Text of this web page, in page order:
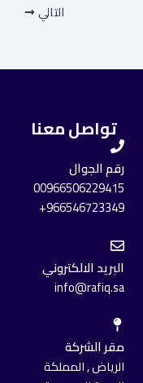
التالي
تواصل معنا
رقم الجوال
00966506229415
966546723349+
البريد الالكتروني
info@rafiq.sa
مقر الشركة
الرياض , المملكة